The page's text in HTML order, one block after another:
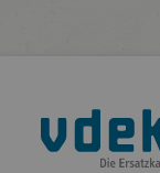
Fußleisten-
Navigation